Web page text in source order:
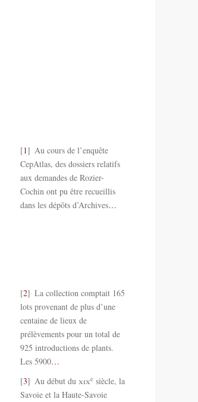
1
Au cours de l’enquête
CepAtlas, des dossiers relatifs
aux demandes de Rozier-
Cochin ont pu être recueillis
dans les dépôts d’Archives…
2
La collection comptait 165
lots provenant de plus d’une
centaine de lieux de
prélèvements pour un total de
925 introductions de plants.
Les 5900…
3
Au début du xixe siècle, la
Savoie et la Haute-Savoie